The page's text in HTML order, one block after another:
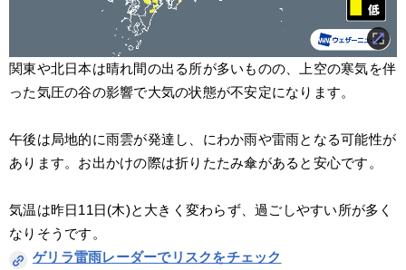
関東や北日本は晴れ間の出る所が多いものの、上空の寒気を伴
った気圧の谷の影響で大気の状態が不安定になります。
午後は局地的に雨雲が発達し、にわか雨や雷雨となる可能性が
あります。お出かけの際は折りたたみ傘があると安心です。
気温は昨日11日(木)と大きく変わらず、過ごしやすい所が多く
なりそうです。
ゲリラ雷雨レーダーでリスクをチェック